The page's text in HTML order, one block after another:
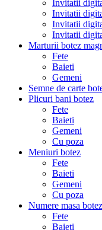
Invitatii
Invitatii
Invitatii
Invitatii
Marturii botez
Fete
Baieti
Gemeni
Semne de carte
Plicuri bani botez
Fete
Baieti
Gemeni
Cu poza
Meniuri botez
Fete
Baieti
Gemeni
Cu poza
Numere masa botez
Fete
Baieti